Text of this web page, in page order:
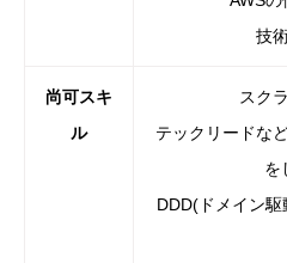
技
尚可スキ
ル
スク
テックリードな
を
DDD(ドメイン